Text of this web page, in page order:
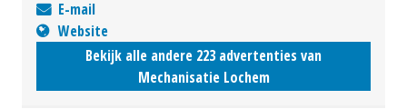
E-mail
Website
Bekijk alle andere 223 advertenties van
Mechanisatie Lochem